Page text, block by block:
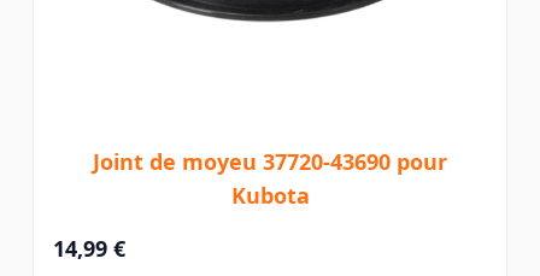
Joint de moyeu 37720-43690 pour
Kubota
14,99 €